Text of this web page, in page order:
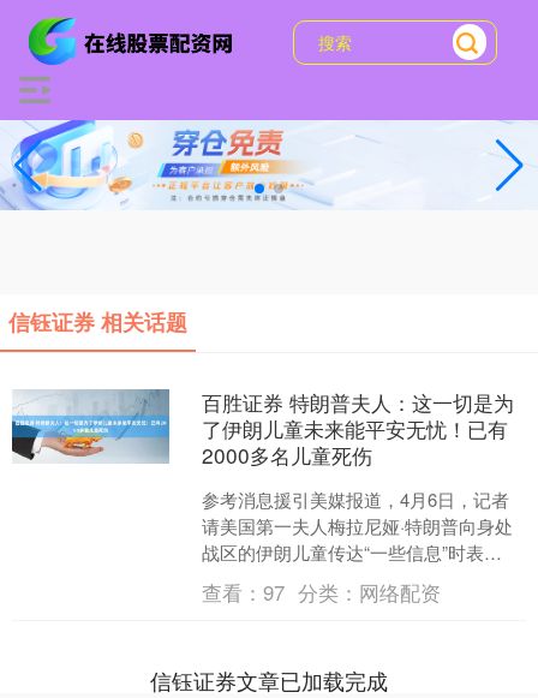
信钰证券 相关话题
百胜证券 特朗普夫人：这一切是为
了伊朗儿童未来能平安无忧！已有
2000多名儿童死伤
参考消息援引美媒报道，4月6日，记者
请美国第一夫人梅拉尼娅·特朗普向身处
战区的伊朗儿童传达“一些信息”时表
示：“这一切都是为了他们（伊朗儿童）
的未来。这样他们在....
查看：97 分类： 网络配资
信钰证券文章已加载完成